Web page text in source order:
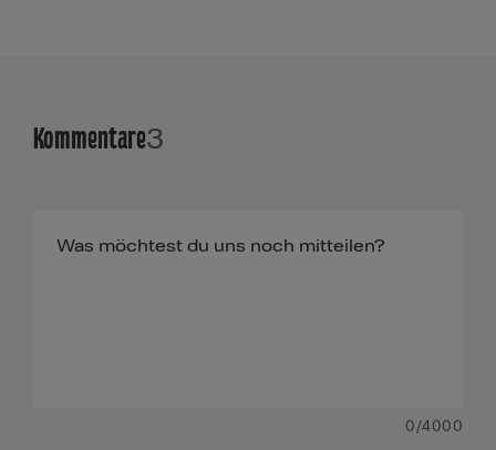
Kommentare3
0 /4000